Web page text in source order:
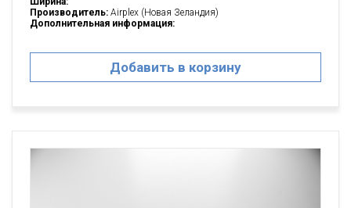
Производитель: Airplex (Новая Зеландия)
Дополнительная информация:
Добавить в корзину